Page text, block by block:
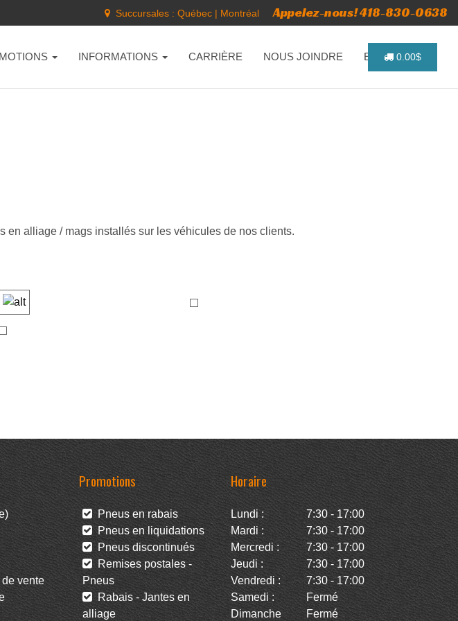
Succursales : Québec | Montréal Appelez-nous! 418-830-0638
INFORMATIONS CARRIÈRE NOUS JOINDRE ENGLISH
0.00$
en alliage / mags installés sur les véhicules de nos clients.
vente
Promotions
Pneus en rabais
Pneus en liquidations
Pneus discontinués
Remises postales -
Pneus
Rabais - Jantes en
alliage
Horaire
Lundi :
7:30 - 17:00
Mardi :
7:30 - 17:00
Mercredi :
7:30 - 17:00
Jeudi :
7:30 - 17:00
Vendredi :
7:30 - 17:00
Samedi :
Fermé
Dimanche
Fermé